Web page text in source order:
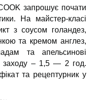
запрошує почати
На майстер-класі
з соусом голандез,
та кремом англез,
та апельсинові
заходу – 1,5 — 2 год.
та рецептурник у